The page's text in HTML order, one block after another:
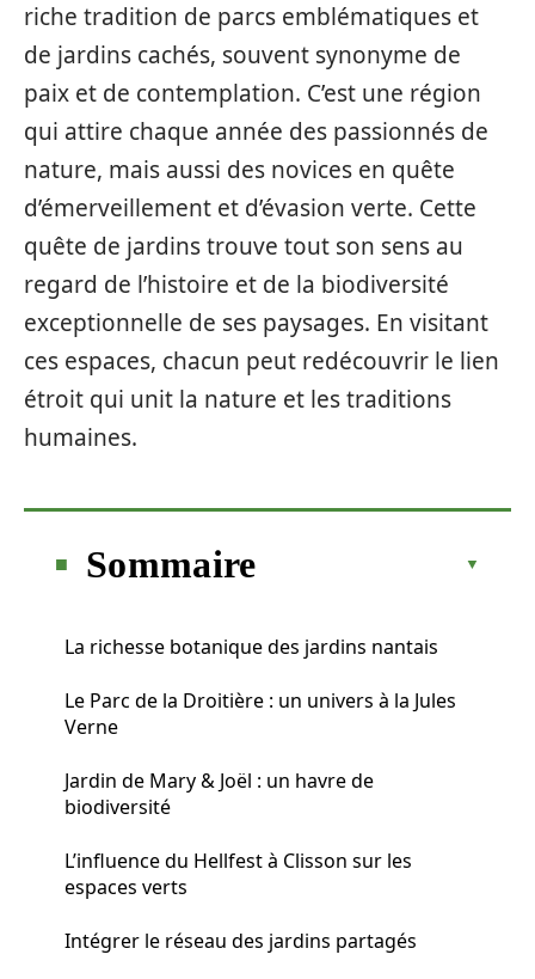
riche tradition de parcs emblématiques et
de jardins cachés, souvent synonyme de
paix et de contemplation. C’est une région
qui attire chaque année des passionnés de
nature, mais aussi des novices en quête
d’émerveillement et d’évasion verte. Cette
quête de jardins trouve tout son sens au
regard de l’histoire et de la biodiversité
exceptionnelle de ses paysages. En visitant
ces espaces, chacun peut redécouvrir le lien
étroit qui unit la nature et les traditions
humaines.
Sommaire
La richesse botanique des jardins nantais
Le Parc de la Droitière : un univers à la Jules
Verne
Jardin de Mary & Joël : un havre de
biodiversité
L’influence du Hellfest à Clisson sur les
espaces verts
Intégrer le réseau des jardins partagés